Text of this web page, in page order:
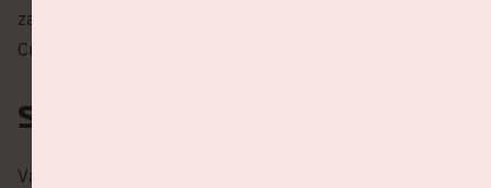
zanger zijn After Hours Til Dawn tour mee naar de Johan
Cruijff ArenA.
Scoor de tofste merch
Val jij ‘Crazy In Love’ met de merchandise van Beyoncé of